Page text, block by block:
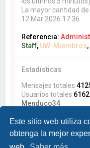
Este sitio web utiliza
obtenga la mejor
La mayor cantidad
12 Mar 2026 17:36
Referencia:
Staff, UW-Miembros,
Estadísticas
Mensajes totales
Usuarios totales 6162
Menduco34